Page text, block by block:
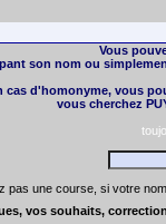
Vous
son nom ou
cas d'homonyme, vous
vous cherchez
pas une course, si votre
vos souhaits,